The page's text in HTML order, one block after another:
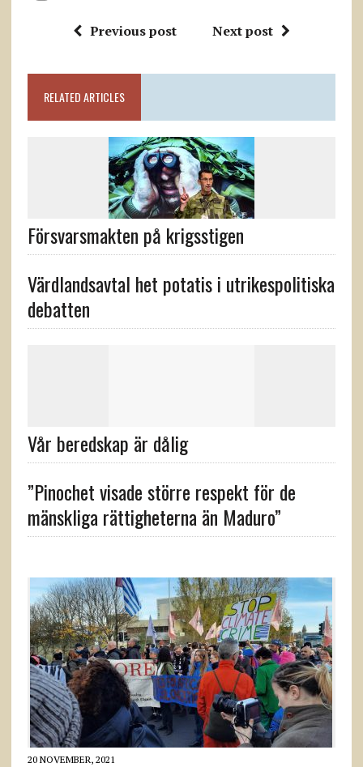
Previous post Next post
RELATED ARTICLES
Försvarsmakten på krigsstigen
Värdlandsavtal het potatis i utrikespolitiska
debatten
Vår beredskap är dålig
”Pinochet visade större respekt för de
mänskliga rättigheterna än Maduro”
20 NOVEMBER, 2021